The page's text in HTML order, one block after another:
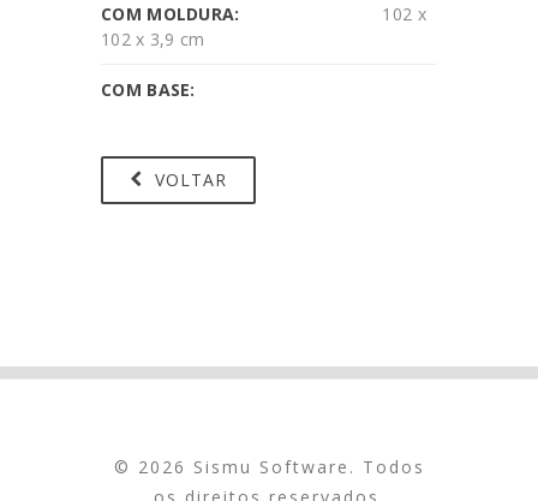
COM MOLDURA:
102 x
102 x 3,9 cm
COM BASE:
VOLTAR
© 2026 Sismu Software. Todos